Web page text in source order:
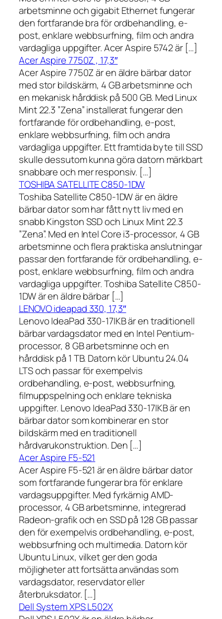
arbetsminne och gigabit Ethernet fungerar
den fortfarande bra för ordbehandling, e-
post, enklare webbsurfning, film och andra
vardagliga uppgifter. Acer Aspire 5742 är […]
Acer Aspire 7750Z , 17,3″
Acer Aspire 7750Z är en äldre bärbar dator
med stor bildskärm, 4 GB arbetsminne och
en mekanisk hårddisk på 500 GB. Med Linux
Mint 22.3 ”Zena” installerat fungerar den
fortfarande för ordbehandling, e-post,
enklare webbsurfning, film och andra
vardagliga uppgifter. Ett framtida byte till SSD
skulle dessutom kunna göra datorn märkbart
snabbare och mer responsiv. […]
TOSHIBA SATELLITE C850-1DW
Toshiba Satellite C850-1DW är en äldre
bärbar dator som har fått nytt liv med en
snabb Kingston SSD och Linux Mint 22.3
”Zena”. Med en Intel Core i3-processor, 4 GB
arbetsminne och flera praktiska anslutningar
passar den fortfarande för ordbehandling, e-
post, enklare webbsurfning, film och andra
vardagliga uppgifter. Toshiba Satellite C850-
1DW är en äldre bärbar […]
LENOVO ideapad 330, 17,3″
Lenovo IdeaPad 330-17IKB är en traditionell
bärbar vardagsdator med en Intel Pentium-
processor, 8 GB arbetsminne och en
hårddisk på 1 TB. Datorn kör Ubuntu 24.04
LTS och passar för exempelvis
ordbehandling, e-post, webbsurfning,
filmuppspelning och enklare tekniska
uppgifter. Lenovo IdeaPad 330-17IKB är en
bärbar dator som kombinerar en stor
bildskärm med en traditionell
hårdvarukonstruktion. Den […]
Acer Aspire F5-521
Acer Aspire F5-521 är en äldre bärbar dator
som fortfarande fungerar bra för enklare
vardagsuppgifter. Med fyrkärnig AMD-
processor, 4 GB arbetsminne, integrerad
Radeon-grafik och en SSD på 128 GB passar
den för exempelvis ordbehandling, e-post,
webbsurfning och multimedia. Datorn kör
Ubuntu Linux, vilket ger den goda
möjligheter att fortsätta användas som
vardagsdator, reservdator eller
återbruksdator. […]
Dell System XPS L502X